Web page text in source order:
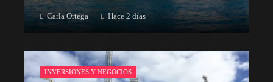
Carla Ortega Hace 2 días
INVERSIONES Y NEGOCIOS